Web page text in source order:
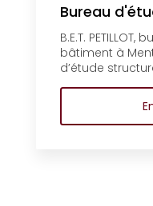
Bureau
B.E.T.
bâtiment à
d’étude